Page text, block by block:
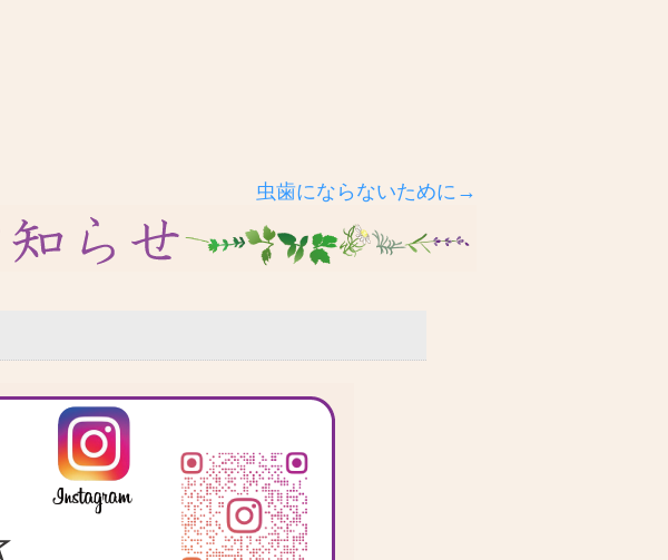
虫歯にならないために→